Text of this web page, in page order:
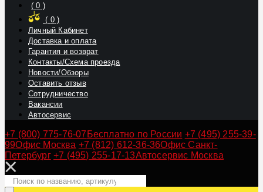
(0 )
( 0)
Личный Кабинет
Доставка и оплата
Гарантия и возврат
Контакты/Схема проезда
Новости/Обзоры
Оставить отзыв
Сотрудничество
Вакансии
Автосервис
+7 (800) 775-76-07 Бесплатно по России +7 (495) 255-39-
99Офис Москва +7 (812) 612-36-36Офис Санкт-
Петербург +7 (495) 255-17-13Автосервис Москва